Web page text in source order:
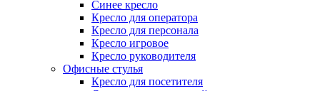
Синее кресло
Кресло для оператора
Кресло для персонала
Кресло игровое
Кресло руководителя
Офисные стулья
Кресло для посетителя